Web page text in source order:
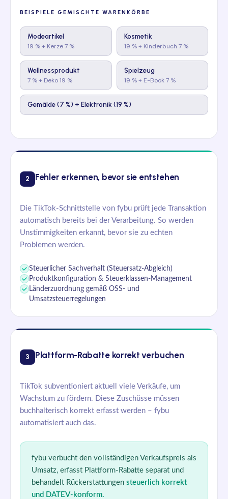
BEISPIELE GEMISCHTE WARENKÖRBE
Modeartikel
19 % + Kerze 7 %
Kosmetik
19 % + Kinderbuch 7 %
Wellnessprodukt
7 % + Deko 19 %
Spielzeug
19 % + E-Book 7 %
Gemälde (7 %) + Elektronik (19 %)
2 Fehler erkennen, bevor sie entstehen
Die TikTok-Schnittstelle von fybu prüft jede Transaktion
automatisch bereits bei der Verarbeitung. So werden
Unstimmigkeiten erkannt, bevor sie zu echten
Problemen werden.
Steuerlicher Sachverhalt (Steuersatz-Abgleich)
Produktkonfiguration & Steuerklassen-Management
Länderzuordnung gemäß OSS- und
Umsatzsteuerregelungen
3 Plattform-Rabatte korrekt verbuchen
TikTok subventioniert aktuell viele Verkäufe, um
Wachstum zu fördern. Diese Zuschüsse müssen
buchhalterisch korrekt erfasst werden – fybu
automatisiert auch das.
fybu verbucht den vollständigen Verkaufspreis als
Umsatz, erfasst Plattform-Rabatte separat und
behandelt Rückerstattungen steuerlich korrekt
und DATEV-konform.